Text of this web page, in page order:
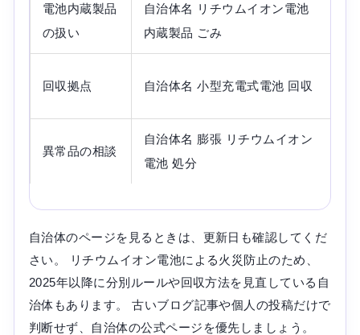
電池内蔵製品
の扱い
自治体名 リチウムイオン電池
内蔵製品 ごみ
回収拠点 自治体名 小型充電式電池 回収
異常品の相談
自治体名 膨張 リチウムイオン
電池 処分
自治体のページを見るときは、更新日も確認してくだ
さい。 リチウムイオン電池による火災防止のため、
2025年以降に分別ルールや回収方法を見直している自
治体もあります。 古いブログ記事や個人の投稿だけで
判断せず、自治体の公式ページを優先しましょう。